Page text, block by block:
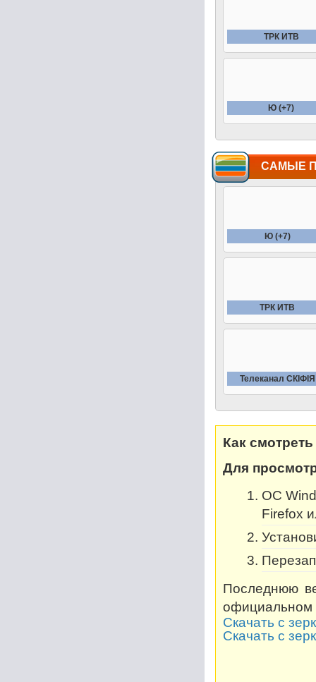
ТРК ИТВ
Ю (+7)
САМЫЕ
Ю (+7)
ТРК ИТВ
Телеканал СКIФIЯ
Как
Для
OC
Firefox
Последнюю
официальном
Скачать с
Скачать с